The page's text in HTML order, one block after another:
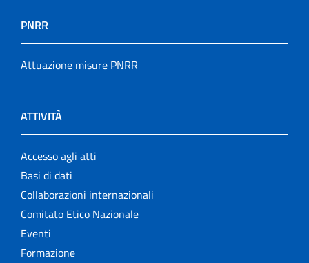
PNRR
Attuazione misure PNRR
ATTIVITÀ
Accesso agli atti
Basi di dati
Collaborazioni internazionali
Comitato Etico Nazionale
Eventi
Formazione